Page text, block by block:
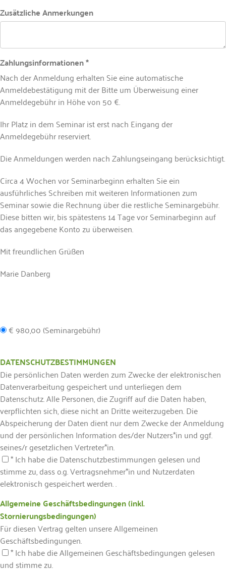
Zusätzliche Anmerkungen
Zahlungsinformationen *
Nach der Anmeldung erhalten Sie eine automatische
Anmeldebestätigung mit der Bitte um Überweisung einer
Anmeldegebühr in Höhe von 50 €.
Ihr Platz in dem Seminar ist erst nach Eingang der
Anmeldegebühr reserviert.
Die Anmeldungen werden nach Zahlungseingang berücksichtigt.
Circa 4 Wochen vor Seminarbeginn erhalten Sie ein
ausführliches Schreiben mit weiteren Informationen zum
Seminar sowie die Rechnung über die restliche Seminargebühr.
Diese bitten wir, bis spätestens 14 Tage vor Seminarbeginn auf
das angegebene Konto zu überweisen.
Mit freundlichen Grüßen
Marie Danberg
€ 980,00 (Seminargebühr)
DATENSCHUTZBESTIMMUNGEN
Die persönlichen Daten werden zum Zwecke der elektronischen
Datenverarbeitung gespeichert und unterliegen dem
Datenschutz. Alle Personen, die Zugriff auf die Daten haben,
verpflichten sich, diese nicht an Dritte weiterzugeben. Die
Abspeicherung der Daten dient nur dem Zwecke der Anmeldung
und der persönlichen Information des/der Nutzers*in und ggf.
seines/r gesetzlichen Vertreter*in.
* Ich habe die Datenschutzbestimmungen gelesen und
stimme zu, dass o.g. Vertragsnehmer*in und Nutzerdaten
elektronisch gespeichert werden. .
Allgemeine Geschäftsbedingungen (inkl.
Stornierungsbedingungen)
Für diesen Vertrag gelten unsere Allgemeinen
Geschäftsbedingungen.
* Ich habe die Allgemeinen Geschäftsbedingungen gelesen
und stimme zu.